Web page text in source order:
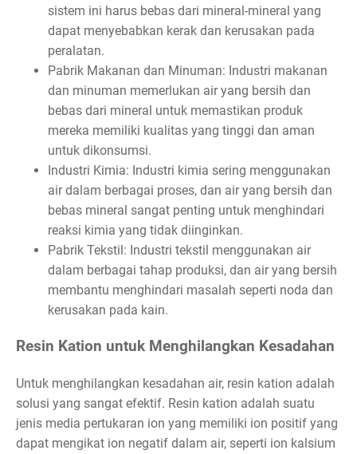
sistem ini harus bebas dari mineral-mineral yang
dapat menyebabkan kerak dan kerusakan pada
peralatan.
Pabrik Makanan dan Minuman: Industri makanan
dan minuman memerlukan air yang bersih dan
bebas dari mineral untuk memastikan produk
mereka memiliki kualitas yang tinggi dan aman
untuk dikonsumsi.
Industri Kimia: Industri kimia sering menggunakan
air dalam berbagai proses, dan air yang bersih dan
bebas mineral sangat penting untuk menghindari
reaksi kimia yang tidak diinginkan.
Pabrik Tekstil: Industri tekstil menggunakan air
dalam berbagai tahap produksi, dan air yang bersih
membantu menghindari masalah seperti noda dan
kerusakan pada kain.
Resin Kation untuk Menghilangkan Kesadahan
Untuk menghilangkan kesadahan air, resin kation adalah
solusi yang sangat efektif. Resin kation adalah suatu
jenis media pertukaran ion yang memiliki ion positif yang
dapat mengikat ion negatif dalam air, seperti ion kalsium